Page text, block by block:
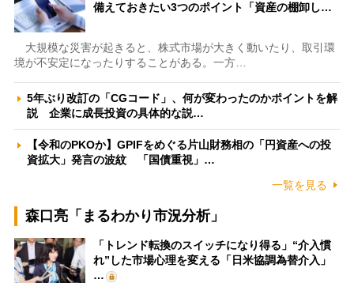
備えておきたい3つのポイント「資産の棚卸し…
大規模な災害が起きると、株式市場が大きく動いたり、取引環
境が不安定になったりすることがある。一方…
5年ぶり改訂の「CGコード」、何が変わったのかポイントを解
説 企業に成長投資の具体的な説…
【令和のPKOか】GPIFをめぐる片山財務相の「円資産への投
資拡大」発言の波紋 「国債重視」…
一覧を見る
森口亮「まるわかり市況分析」
「トレンド転換のスイッチになり得る」“介入慣
れ”した市場心理を変える「日米協調為替介入」
…